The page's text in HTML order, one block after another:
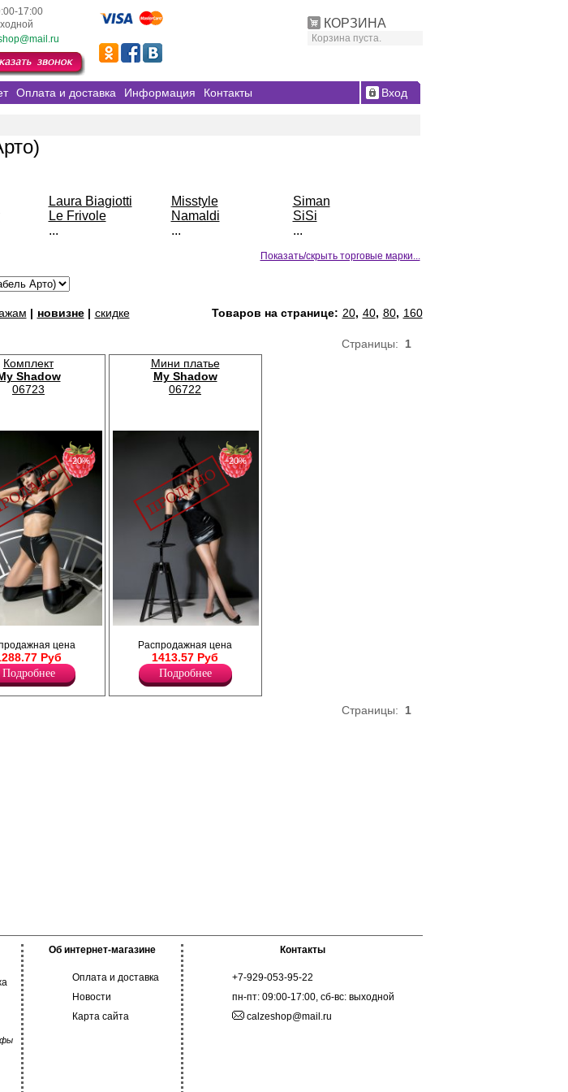
КОРЗИНА
Корзина пуста.
17:00
Оплата и доставка Информация Контакты Вход
Laura Biagiotti
Le Frivole
...
Misstyle
Namaldi
...
Siman
SiSi
...
Показать/скрыть торговые марки...
| новизне| скидке Товаров на странице: 20, 40, 80, 160
Страницы: 1
Комплект
Shadow
06723
wet look.
−20%
цена
Руб
Подробнее
Мини платье
My Shadow
06722
сзади из материала wet look.
Полиэстер 100%
−20%
Распродажная цена
1413.57 Руб
Подробнее
Страницы: 1
Об интернет-магазине
Оплата и доставка
Новости
Карта сайта
Контакты
+7-929-053-95-22
пн-пт: 09:00-17:00, сб-вс: выходной
calzeshop@mail.ru